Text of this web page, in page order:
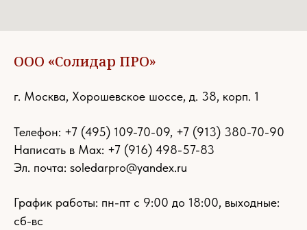
ООО «Солидар ПРО»
г. Москва, Хорошевское шоссе, д. 38, корп. 1
Телефон: +7 (495) 109-70-09, +7 (913) 380-70-90
Написать в Max: +7 (916) 498-57-83
Эл. почта: soledarpro@yandex.ru
График работы: пн-пт с 9:00 до 18:00, выходные:
сб-вс